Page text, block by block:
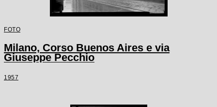
FOTO
Milano, Corso Buenos Aires e via
Giuseppe Pecchio
1957